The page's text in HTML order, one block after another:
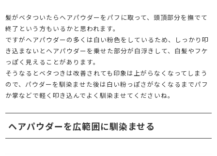
髪がベタついたらヘアパウダーをパフに取って、頭頂部分を撫でて
終了という方もいるかと思われます。
ですがヘアパウダーの多くは白い粉色をしているため、しっかり叩
き込まないとヘアパウダーを乗せた部分が白浮きして、白髪やフケ
っぽく見えることがあります。
そうなるとベタつきは改善されても印象は上がらなくなってしまう
ので、パウダーを馴染ませた後は白い粉っぽさがなくなるまでパフ
か掌などで軽く叩き込んでよく馴染ませてくださいね。
ヘアパウダーを広範囲に馴染ませる